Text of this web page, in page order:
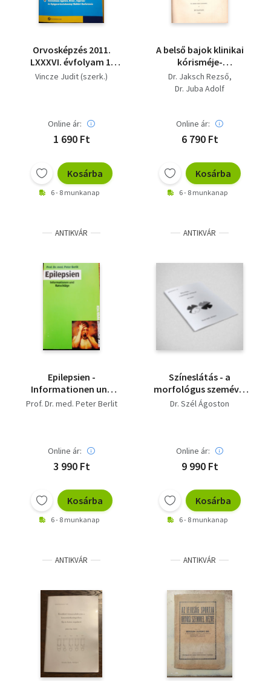
Orvosképzés 2011.
LXXXVI. évfolyam 1.
különszám
Vincze Judit (szerk.)
Online ár:
1 690 Ft
Kosárba
6 - 8 munkanap
A belső bajok klinikai
kórisméje-
Bakteriologiai, vegyi
és mikroskopiai
Dr. Jaksch Rezső
Dr. Juba Adolf
Online ár:
6 790 Ft
Kosárba
6 - 8 munkanap
ANTIKVÁR
Epilepsien -
Informationen und
Ratschläge
Prof. Dr. med. Peter Berlit
Online ár:
3 990 Ft
Kosárba
6 - 8 munkanap
ANTIKVÁR
Színeslátás - a
morfológus szemével
- Studia Physiologica
Dr. Szél Ágoston
Online ár:
9 990 Ft
Kosárba
6 - 8 munkanap
ANTIKVÁR ANTIKVÁR